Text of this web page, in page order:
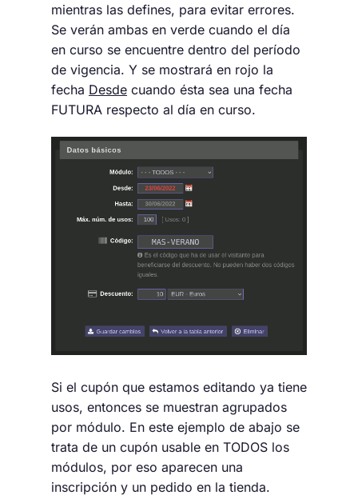
mientras las defines, para evitar errores.
Se verán ambas en verde cuando el día
en curso se encuentre dentro del período
de vigencia. Y se mostrará en rojo la
fecha Desde cuando ésta sea una fecha
FUTURA respecto al día en curso.
Si el cupón que estamos editando ya tiene
usos, entonces se muestran agrupados
por módulo. En este ejemplo de abajo se
trata de un cupón usable en TODOS los
módulos, por eso aparecen una
inscripción y un pedido en la tienda.